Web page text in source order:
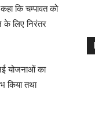
कि चम्पावत को
के लिए निरंतर
योजनाओं का
किया तथा